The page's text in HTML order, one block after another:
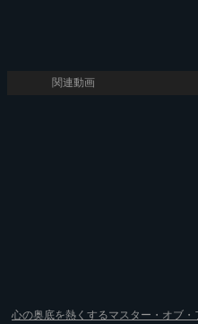
関連動画
心の奥底を熱くするマスター・オブ